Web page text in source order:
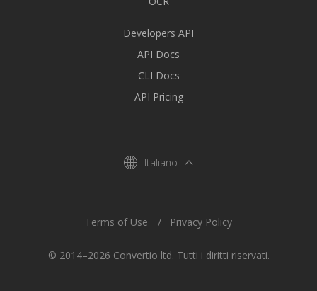
Developers API
API Docs
CLI Docs
API Pricing
Italiano
© 2014–2026 Convertio ltd. Tutti i diritti riservati.
Terms of Use Privacy Policy